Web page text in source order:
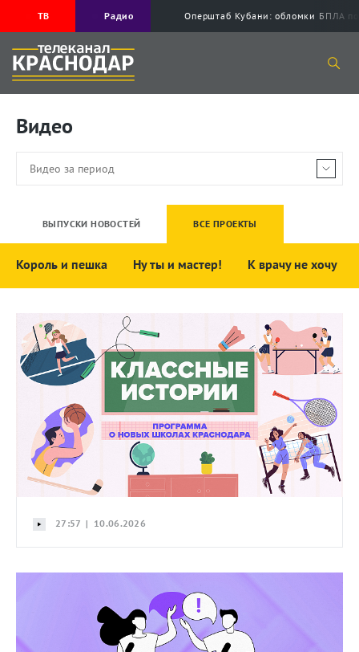
ТВ Радио Оперштаб Кубани: обломки БПЛА
Видео
ВЫПУСКИ НОВОСТЕЙ ВСЕ ПРОЕКТЫ
Король и пешка Ну ты и мастер! К врачу не хочу
27:57 | 10.06.2026